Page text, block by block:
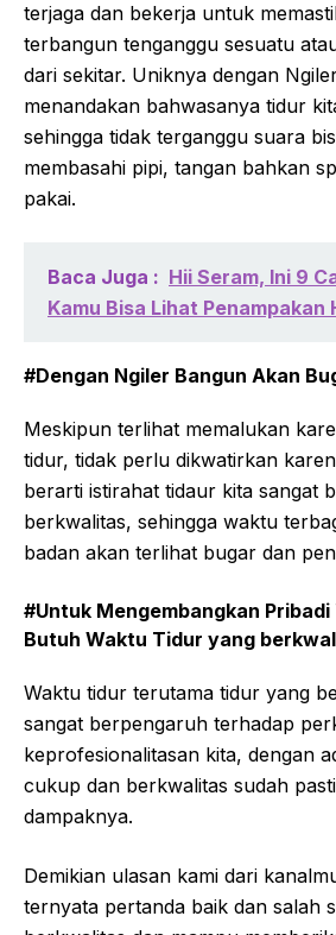
terjaga dan bekerja untuk
terbangun tenganggu sesuatu
dari sekitar. Uniknya dengan
menandakan bahwasanya tidur
sehingga tidak terganggu suara
membasahi pipi, tangan bahkan
pakai.
Baca Juga : Hii Seram, Ini 9
Kamu Bisa Lihat Penampakan
#Dengan Ngiler Bangun Akan
Meskipun terlihat memalukan
tidur, tidak perlu dikwatirkan
berarti istirahat tidaur kita sangat
berkwalitas, sehingga waktu
badan akan terlihat bugar dan
#Untuk Mengembangkan
Butuh Waktu Tidur yang
Waktu tidur terutama tidur yang
sangat berpengaruh terhadap
keprofesionalitasan kita, dengan
cukup dan berkwalitas sudah
dampaknya.
Demikian ulasan kami dari
ternyata pertanda baik dan salah